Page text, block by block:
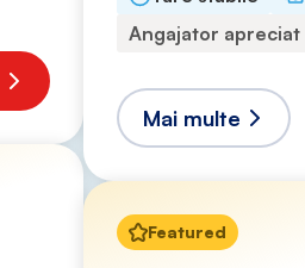
Angajator apreciat
Mai multe
Featured